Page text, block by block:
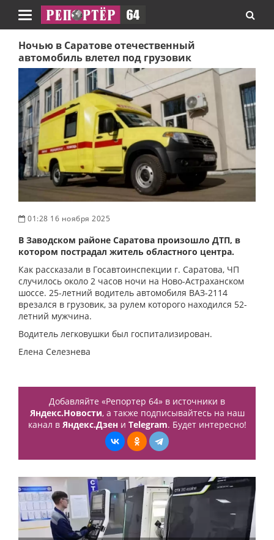
Навигация
Ночью в Саратове отечественный
автомобиль влетел под грузовик
01:28 16 ноября 2025
В Заводском районе Саратова произошло ДТП, в
котором пострадал житель областного центра.
Как рассказали в Госавтоинспекции г. Саратова, ЧП
случилось около 2 часов ночи на Ново-Астраханском
шоссе. 25-летний водитель автомобиля ВАЗ-2114
врезался в грузовик, за рулем которого находился 52-
летний мужчина.
Водитель легковушки был госпитализирован.
Елена Селезнева
Добавляйте «Репортер 64» в источники в
Яндекс.Новости, а также подписывайтесь на наш
канал в Яндекс.Дзени Telegram. Будет интересно!